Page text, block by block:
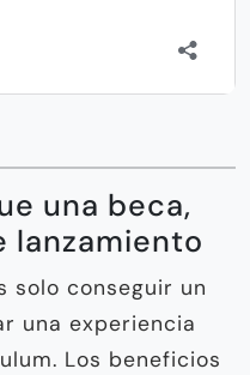
una beca,
lanzamiento
solo conseguir un
una experiencia
Los beneficios